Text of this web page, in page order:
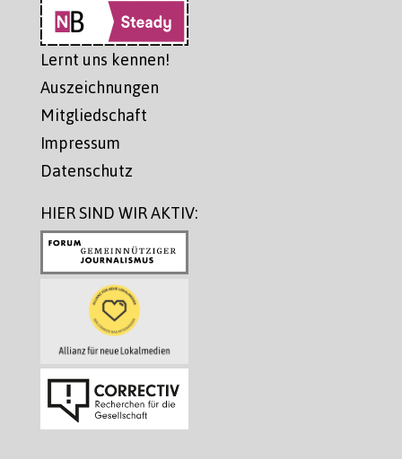
Lernt uns kennen!
Auszeichnungen
Mitgliedschaft
Impressum
Datenschutz
HIER SIND WIR AKTIV: